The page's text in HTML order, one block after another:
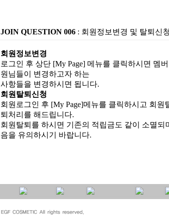
JOIN QUESTION 006: 회원정보변경 및 탈퇴신
회원정보변경
로그인 후 상단 [My Page] 메뉴를 클릭하시면 멤
원님들이 변경하고자 하는
사항들을 변경하시면 됩니다.
회원탈퇴신청
회원로그인 후 [My Page]메뉴를 클릭하시고 회
퇴처리를 해드립니다.
회원탈퇴를 하시면 기존의 적립금도 같이 소멸
음을 유의하시기 바랍니다.